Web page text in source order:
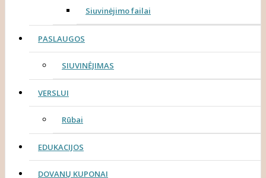
Siuvinėjimo failai
PASLAUGOS
SIUVINĖJIMAS
VERSLUI
Rūbai
EDUKACIJOS
DOVANŲ KUPONAI